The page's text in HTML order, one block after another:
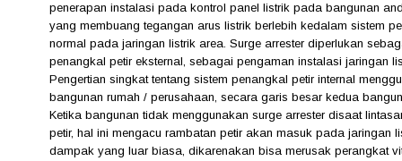
penerapan instalasi pada kontrol panel listrik pada bangunan
yang membuang tegangan arus listrik berlebih kedalam sistem
normal pada jaringan listrik area. Surge arrester diperlukan
penangkal petir eksternal, sebagai pengaman instalasi jaringan
Pengertian singkat tentang sistem penangkal petir internal
bangunan rumah / perusahaan, secara garis besar kedua
Ketika bangunan tidak menggunakan surge arrester disaat
petir, hal ini mengacu rambatan petir akan masuk pada jaringan
dampak yang luar biasa, dikarenakan bisa merusak perangkat